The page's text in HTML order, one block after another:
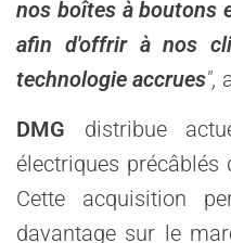
nos boîtes à boutons
afin d'offrir à nos
technologie accrues",
DMG distribue
électriques précâblés
Cette acquisition
davantage sur le